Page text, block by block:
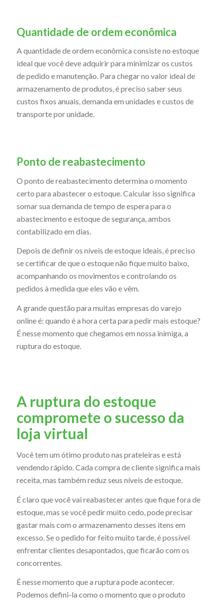
Quantidade de ordem econômica
A quantidade de ordem econômica consiste no estoque
ideal que você deve adquirir para minimizar os custos
de pedido e manutenção. Para chegar no valor ideal de
armazenamento de produtos, é preciso saber seus
custos fixos anuais, demanda em unidades e custos de
transporte por unidade.
Ponto de reabastecimento
O ponto de reabastecimento determina o momento
certo para abastecer o estoque. Calcular isso significa
somar sua demanda de tempo de espera para o
abastecimento e estoque de segurança, ambos
contabilizado em dias.
Depois de definir os níveis de estoque ideais, é preciso
se certificar de que o estoque não fique muito baixo,
acompanhando os movimentos e controlando os
pedidos à medida que eles vão e vêm.
A grande questão para muitas empresas do varejo
online é: quando é a hora certa para pedir mais estoque?
É nesse momento que chegamos em nossa inimiga, a
ruptura do estoque.
A ruptura do estoque
compromete o sucesso da
loja virtual
Você tem um ótimo produto nas prateleiras e está
vendendo rápido. Cada compra de cliente significa mais
receita, mas também reduz seus níveis de estoque.
É claro que você vai reabastecer antes que fique fora de
estoque, mas se você pedir muito cedo, pode precisar
gastar mais com o armazenamento desses itens em
excesso. Se o pedido for feito muito tarde, é possível
enfrentar clientes desapontados, que ficarão com os
concorrentes.
É nesse momento que a ruptura pode acontecer.
Podemos defini-la como o momento que o produto